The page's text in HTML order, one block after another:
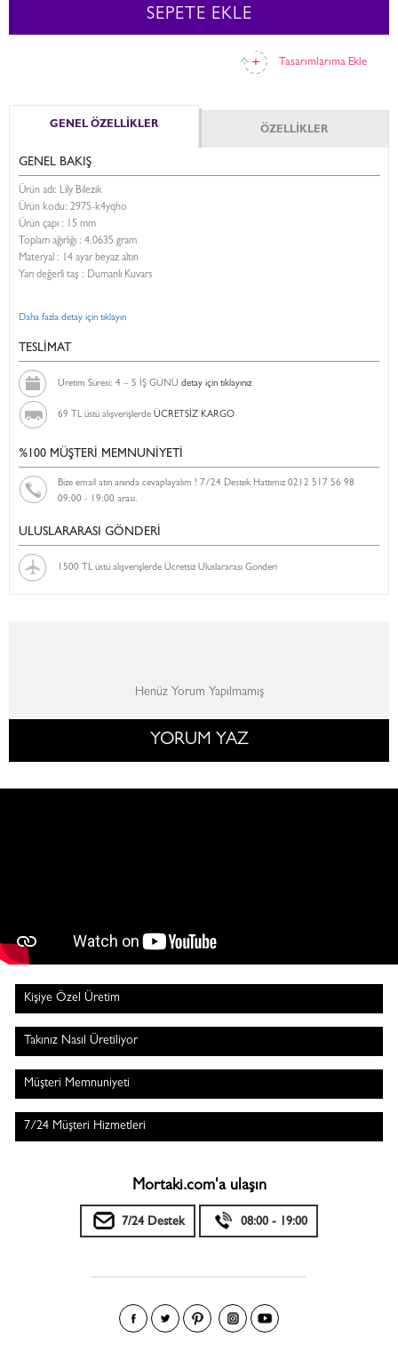
Tasarımlarıma Ekle
SEPETE EKLE
GENEL ÖZELLİKLER ÖZELLİKLER
GENEL BAKIŞ
Ürün adı: Lily Bilezik
Ürün kodu: 2975-k4yqho
Ürün çapı : 15 mm
Toplam ağırlığı : 4.0635 gram
Materyal : 14 ayar beyaz altın
Yarı değerli taş : Dumanlı Kuvars
Daha fazla detay için tıklayın
TESLİMAT
Üretim Süresi: 4 – 5 İŞ GÜNÜ detay için tıklayınız
69 TL üstü alışverişlerde ÜCRETSİZ KARGO
%100 MÜŞTERİ MEMNUNİYETİ
Bize email atın anında cevaplayalım ! 7/24 Destek Hattımız 0212 517 56 98
09:00 - 19:00 arası.
ULUSLARARASI GÖNDERİ
1500 TL üstü alışverişlerde Ücretsiz Uluslararası Gönderi
Henüz Yorum Yapılmamış
YORUM YAZ
Kişiye Özel Üretim
Takınız Nasıl Üretiliyor
Müşteri Memnuniyeti
7/24 Müşteri Hizmetleri
Mortaki.com'a ulaşın
7/24 Destek 08:00 - 19:00